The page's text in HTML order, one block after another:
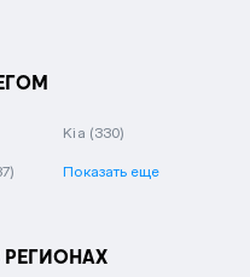
Kia (330)
Показать еще